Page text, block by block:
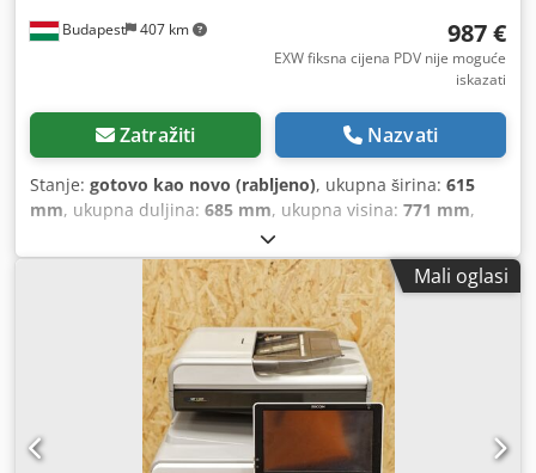
Budapest 407 km 987 €
EXW fiksna cijena PDV nije moguće
iskazati
Zatražiti Nazvati
Stanje: gotovo kao novo (rabljeno), ukupna širina: 615
mm, ukupna duljina: 685 mm, ukupna visina: 771 mm,
Izravna struja
mm, • Iskustvo kupca „NOVA Stroj“ • Ultrazvučno očišćena,
omotana, zapakirana • Renovirano s dugotrajnim/izvornim
dijelovima • Dijelovi očišćeni • Precizno sastavljeno
Codpfxsxac R Nj Akksrf • Originalni toner napunjen do 30%
u uređaju (približno 7.000 otisaka/boja) • Ažuriran firmware
na engleskom jeziku • Brojač resetiran • Unaprijed
instalirano, testirano: priključite i koristite • Minimalni
životni vijek stroja 400.000 stranica zajamčen • ISO
certifikat • Ekološki prihvatljivo
Mali oglasi